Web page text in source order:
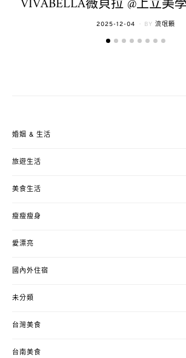
POSTED
2025-12-04 BY 流氓顆
婚姻 & 生活
旅遊生活
美食生活
瘦瘦瘦身
愛漂亮
國內外住宿
未分類
台灣美食
台南美食